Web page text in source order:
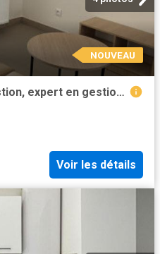
NOUVEAU
T4 à Lyon à louer Locagestion, expert en gestion locative
Voir les détails